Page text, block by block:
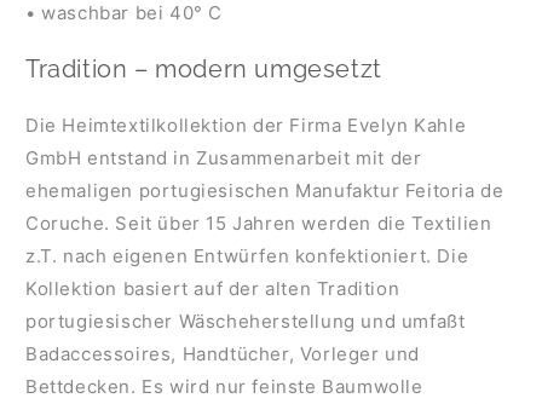
• waschbar bei 40° C
Tradition – modern umgesetzt
Die Heimtextilkollektion der Firma Evelyn Kahle
GmbH entstand in Zusammenarbeit mit der
ehemaligen portugiesischen Manufaktur Feitoria de
Coruche. Seit über 15 Jahren werden die Textilien
z.T. nach eigenen Entwürfen konfektioniert. Die
Kollektion basiert auf der alten Tradition
portugiesischer Wäscheherstellung und umfaßt
Badaccessoires, Handtücher, Vorleger und
Bettdecken. Es wird nur feinste Baumwolle